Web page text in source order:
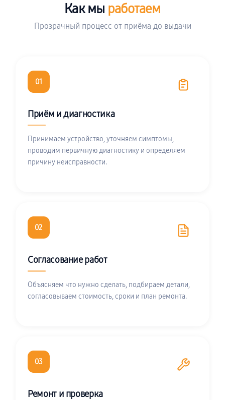
Как мы работаем
Прозрачный процесс от приёма до выдачи
01
Приём и диагностика
Принимаем устройство, уточняем симптомы,
проводим первичную диагностику и определяем
причину неисправности.
02
Согласование работ
Объясняем что нужно сделать, подбираем детали,
согласовываем стоимость, сроки и план ремонта.
03
Ремонт и проверка